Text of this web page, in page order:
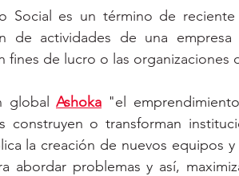
Social es un término de
de actividades de una
de lucro o las organizaciones
global Ashoka "e l
construyen o transforman
la creación de nuevos equipos
abordar problemas y así,